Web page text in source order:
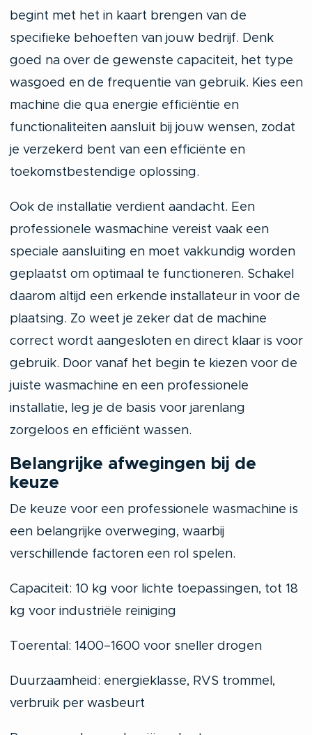
begint met het in kaart brengen van de
specifieke behoeften van jouw bedrijf. Denk
goed na over de gewenste capaciteit, het type
wasgoed en de frequentie van gebruik. Kies een
machine die qua energie efficiëntie en
functionaliteiten aansluit bij jouw wensen, zodat
je verzekerd bent van een efficiënte en
toekomstbestendige oplossing.
Ook de installatie verdient aandacht. Een
professionele wasmachine vereist vaak een
speciale aansluiting en moet vakkundig worden
geplaatst om optimaal te functioneren. Schakel
daarom altijd een erkende installateur in voor de
plaatsing. Zo weet je zeker dat de machine
correct wordt aangesloten en direct klaar is voor
gebruik. Door vanaf het begin te kiezen voor de
juiste wasmachine en een professionele
installatie, leg je de basis voor jarenlang
zorgeloos en efficiënt wassen.
Belangrijke afwegingen bij de
keuze
De keuze voor een professionele wasmachine is
een belangrijke overweging, waarbij
verschillende factoren een rol spelen.
Capaciteit: 10 kg voor lichte toepassingen, tot 18
kg voor industriële reiniging
Toerental: 1400–1600 voor sneller drogen
Duurzaamheid: energieklasse, RVS trommel,
verbruik per wasbeurt